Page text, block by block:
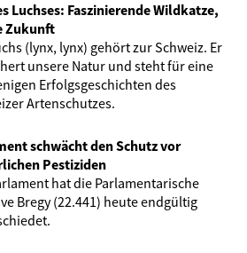
Luchses: Faszinierende Wildkatze,
Zukunft
(lynx, lynx) gehört zur Schweiz. Er
unsere Natur und steht für eine
Erfolgsgeschichten des
Artenschutzes.
schwächt den Schutz vor
Pestiziden
hat die Parlamentarische
Bregy (22.441) heute endgültig